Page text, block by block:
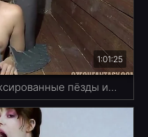
1:01:25
Двадцать мужиков ебут зафиксированные пёзды и рты тёлок через дырки в стене